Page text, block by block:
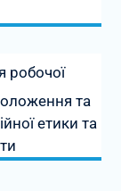
робочої
та
етики та